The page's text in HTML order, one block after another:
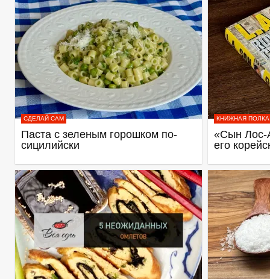
СДЕЛАЙ САМ
Паста с зеленым горошком по-
сицилийски
КНИЖНАЯ ПОЛКА
«Сын Лос-
его